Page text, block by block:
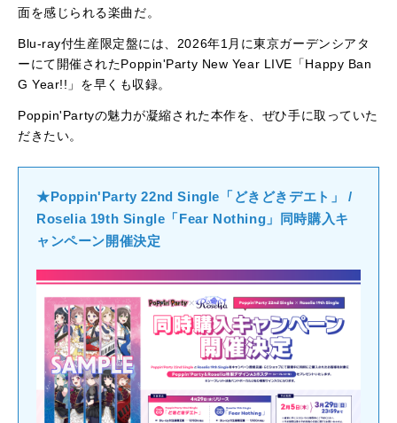
面を感じられる楽曲だ。
Blu-ray付生産限定盤には、2026年1月に東京ガーデンシアタ
ーにて開催されたPoppin'Party New Year LIVE「Happy Ban
G Year!!」を早くも収録。
Poppin'Partyの魅力が凝縮された本作を、ぜひ手に取っていた
だきたい。
★Poppin'Party 22nd Single「どきどきデエト」 /
Roselia 19th Single「Fear Nothing」同時購入キ
ャンペーン開催決定